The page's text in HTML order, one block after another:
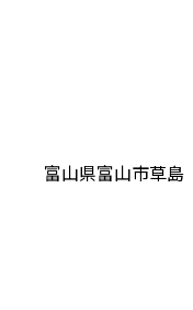
富山県富山市草島